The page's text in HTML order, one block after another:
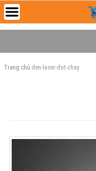
Trang chủ den-laser-dot-chay